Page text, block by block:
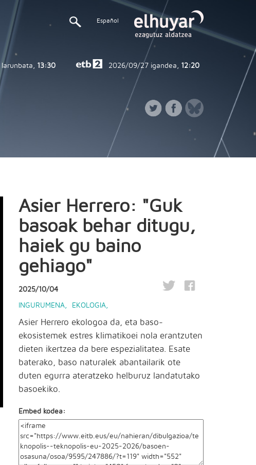
Español
larunbata, 13:30 2026/09/27 igandea, 12:20
Asier Herrero: "Guk
basoak behar ditugu,
haiek gu baino
gehiago"
2025/10/04
INGURUMENA, EKOLOGIA,
Asier Herrero ekologoa da, eta baso-
ekosistemek estres klimatikoei nola erantzuten
dieten ikertzea da bere espezialitatea. Esate
baterako, baso naturalek abantailarik ote
duten egurra ateratzeko helburuz landatutako
basoekiko.
Embed kodea: